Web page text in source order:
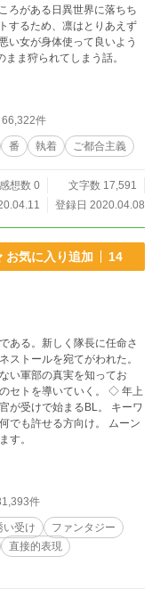
ろがある日異世界に落ちち
ま狩られてしまう話。
66,322件
番 執着 ご都合主義
感想数 0
文字数 17,591
登録日 2020.04.08
お気に入り追加 14
ある。新しく隊長に任命さ
ストールを宛てがわれた。
い軍部の真実を知ってお
を導いていく。 ◇ 年上
が受けで始まるBL。 キーワ
許せる方向け。 ムーン
す。
件
い受け
ファンタジー
直接的表現